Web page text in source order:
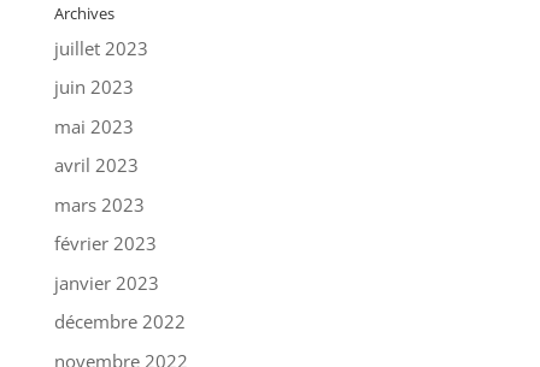
Archives
juillet 2023
juin 2023
mai 2023
avril 2023
mars 2023
février 2023
janvier 2023
décembre 2022
novembre 2022